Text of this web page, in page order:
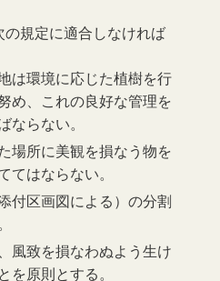
の規定に適合しなければ
は環境に応じた植樹を行
め、これの良好な管理を
ならない。
場所に美観を損なう物を
てはならない。
付区画図による）の分割
風致を損なわぬよう生け
を原則とする。